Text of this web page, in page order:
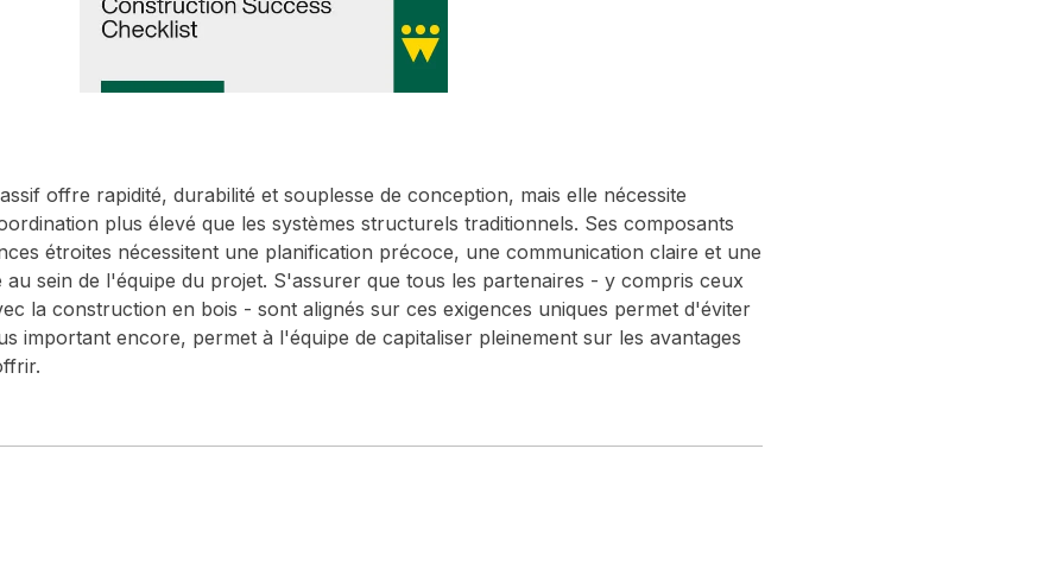
offre rapidité, durabilité et souplesse de conception, mais elle nécessite
plus élevé que les systèmes structurels traditionnels. Ses composants
étroites nécessitent une planification précoce, une communication claire et une
sein de l'équipe du projet. S'assurer que tous les partenaires - y compris ceux
la construction en bois - sont alignés sur ces exigences uniques permet d'éviter
important encore, permet à l'équipe de capitaliser pleinement sur les avantages